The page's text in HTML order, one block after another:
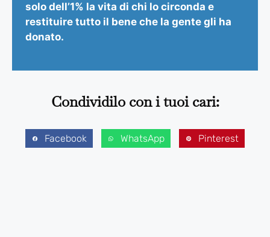
solo dell’1% la vita di chi lo circonda e
restituire tutto il bene che la gente gli ha
donato.
Condividilo con i tuoi cari:
Facebook WhatsApp Pinterest